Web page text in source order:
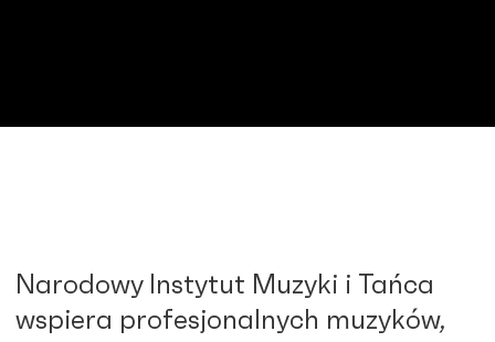
Narodowy Instytut Muzyki i Tańca
wspiera profesjonalnych muzyków,